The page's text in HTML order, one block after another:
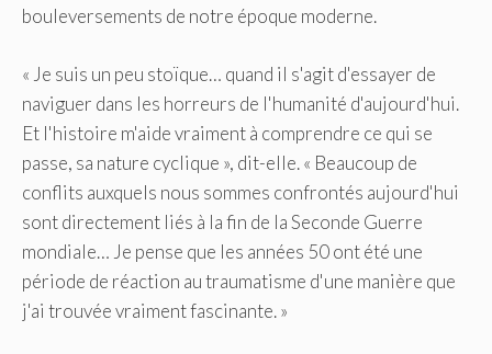
bouleversements de notre époque moderne.
« Je suis un peu stoïque… quand il s'agit d'essayer de
naviguer dans les horreurs de l'humanité d'aujourd'hui.
Et l'histoire m'aide vraiment à comprendre ce qui se
passe, sa nature cyclique », dit-elle. « Beaucoup de
conflits auxquels nous sommes confrontés aujourd'hui
sont directement liés à la fin de la Seconde Guerre
mondiale… Je pense que les années 50 ont été une
période de réaction au traumatisme d'une manière que
j'ai trouvée vraiment fascinante. »